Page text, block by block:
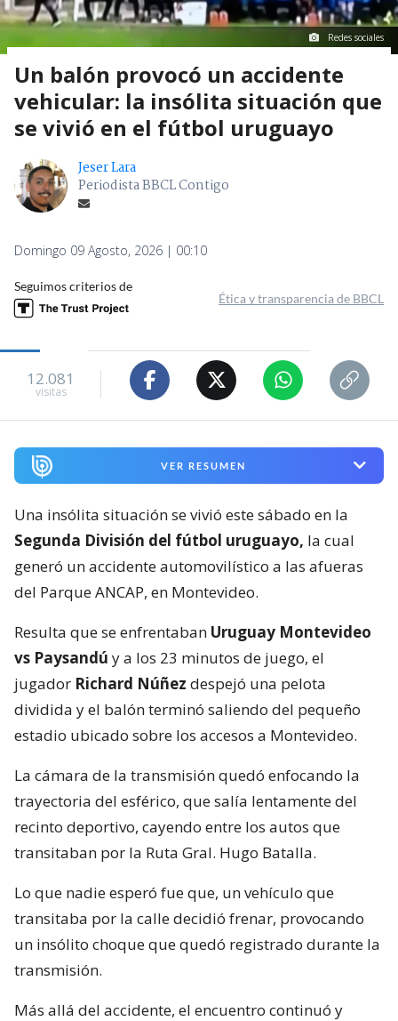
Redes sociales
Un balón provocó un accidente
vehicular: la insólita situación que
se vivió en el fútbol uruguayo
Jeser Lara
Periodista BBCL Contigo
Domingo 09 Agosto, 2026 | 00:10
Seguimos criterios de
Ética y transparencia de BBCL
12.081
visitas
VER RESUMEN
Una insólita situación se vivió este sábado en la
Segunda División del fútbol uruguayo, la cual
generó un accidente automovilístico a las afueras
del Parque ANCAP, en Montevideo.
Resulta que se enfrentaban Uruguay Montevideo
vs Paysandú y a los 23 minutos de juego, el
jugador Richard Núñez despejó una pelota
dividida y el balón terminó saliendo del pequeño
estadio ubicado sobre los accesos a Montevideo.
La cámara de la transmisión quedó enfocando la
trayectoria del esférico, que salía lentamente del
recinto deportivo, cayendo entre los autos que
transitaban por la Ruta Gral. Hugo Batalla.
Lo que nadie esperó fue que, un vehículo que
transitaba por la calle decidió frenar, provocando
un insólito choque que quedó registrado durante la
transmisión.
Más allá del accidente, el encuentro continuó y